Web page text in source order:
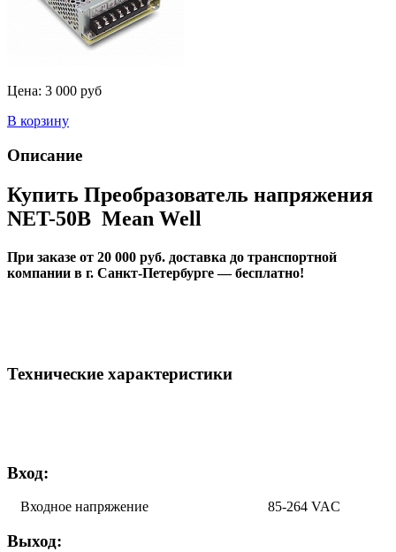
Цена: 3 000 руб
В корзину
Описание
Купить Преобразователь напряжения
NET-50B Mean Well
При заказе от 20 000 руб. доставка до транспортной
компании в г. Санкт-Петербурге — бесплатно!
Технические характеристики
Вход:
Входное напряжение 85-264 VAC
Выход: